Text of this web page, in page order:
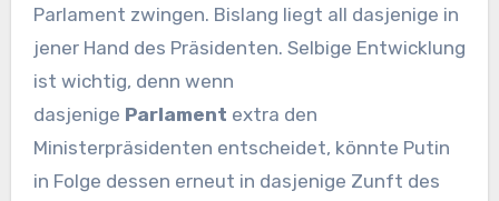
Parlament zwingen. Bislang liegt all dasjenige in
jener Hand des Präsidenten. Selbige Entwicklung
ist wichtig, denn wenn
dasjenige Parlament extra den
Ministerpräsidenten entscheidet, könnte Putin
in Folge dessen erneut in dasjenige Zunft des